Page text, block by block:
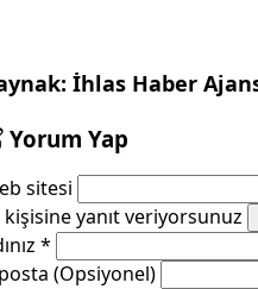
İhlas Haber
Yorum Yap
sitesi
kişisine yanıt veriyorsunuz
*
(Opsiyonel)